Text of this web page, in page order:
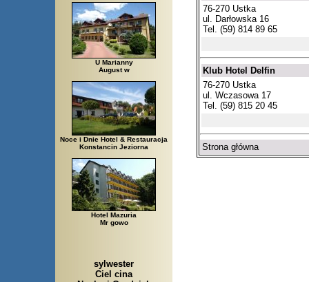
U Marianny
August w
Noce i Dnie Hotel & Restauracja
Konstancin Jeziorna
Hotel Mazuria
Mr gowo
sylwester
Ciel cina
76-270 Ustka
ul. Darłowska 16
Tel. (59) 814 89 65
Klub Hotel Delfin
76-270 Ustka
ul. Wczasowa 17
Tel. (59) 815 20 45
Strona główna